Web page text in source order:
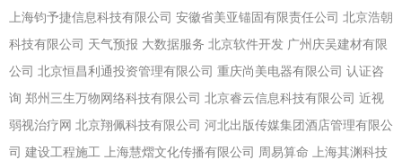
上海钧予捷信息科技有限公司 安徽省美亚锚固有限责任公司 北京浩朝
科技有限公司 天气预报 大数据服务 北京软件开发 广州庆吴建材有限
公司 北京恒昌利通投资管理有限公司 重庆尚美电器有限公司 认证咨
询 郑州三生万物网络科技有限公司 北京睿云信息科技有限公司 近视
弱视治疗网 北京翔佩科技有限公司 河北出版传媒集团酒店管理有限公
司 建设工程施工 上海慧熠文化传播有限公司 周易算命
上海其渊科技